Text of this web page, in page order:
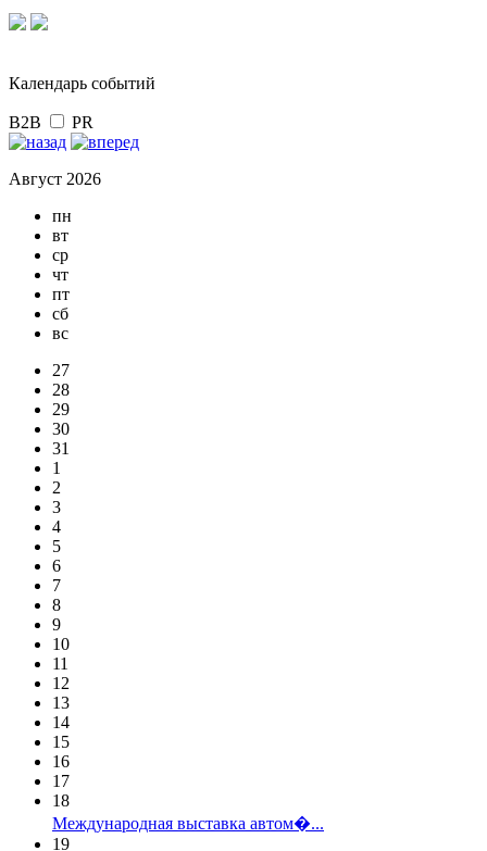
Календарь событий
B2B PR
Август 2026
пн
вт
ср
чт
пт
сб
вс
27
28
29
30
31
1
2
3
4
5
6
7
8
9
10
11
12
13
14
15
16
17
18
Международная выставка автом�...
19